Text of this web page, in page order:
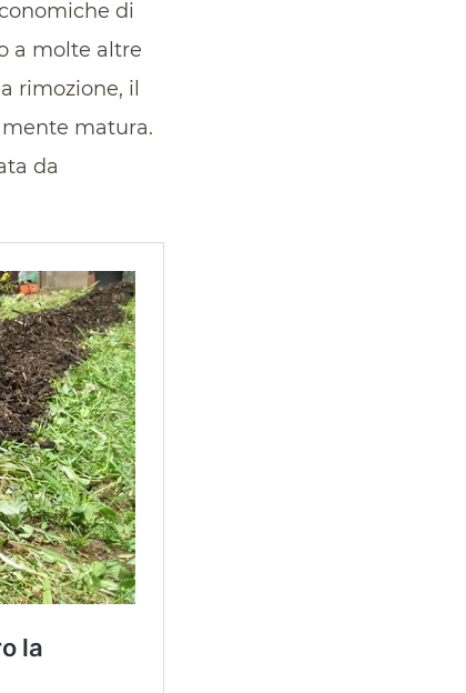
di
a molte altre
rimozione, il
matura.
da